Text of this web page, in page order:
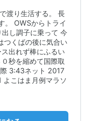
渡り生活する。 長
。 OWSからトライ
し調子に乗って 今
つくばの後に気合い
出れず棒にふるい
秒を縮めて国際取
3:43ネット 2017
こはま月例マラソ